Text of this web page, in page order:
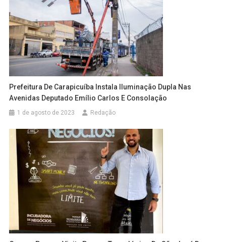
Prefeitura De Carapicuíba Instala Iluminação Dupla Nas
Avenidas Deputado Emílio Carlos E Consolação
1 de agosto de 2023 Redação